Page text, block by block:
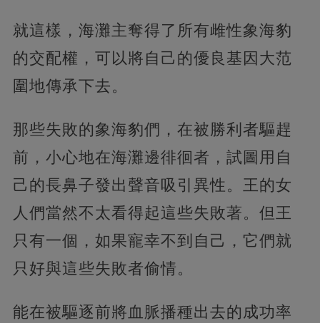
就這樣，海灘主奪得了所有雌性象海豹
的交配權，可以將自己的優良基因大范
圍地傳承下去。
那些失敗的象海豹們，在被勝利者驅趕
前，小心地在海灘邊徘徊者，試圖用自
己的長鼻子發出聲音吸引異性。王的女
人們當然不太看得起這些失敗著。但王
只有一個，如果寵幸不到自己，它們就
只好與這些失敗者偷情。
能在被驅逐前將血脈播種出去的成功率